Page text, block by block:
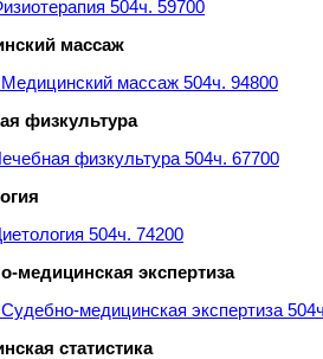
504ч. 59700
массаж
массаж 504ч. 94800
физкультура
физкультура 504ч. 67700
504ч. 74200
медицинская экспертиза
медицинская экспертиза
статистика